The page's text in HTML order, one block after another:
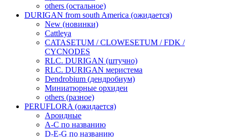
others (остальное)
DURIGAN from south America (ожидается)
New (новинки)
Cattleya
CATASETUM / CLOWESETUM / FDK /
CYCNODES
RLC. DURIGAN (штучно)
RLC. DURIGAN меристема
Dendrobium (дендробиум)
Миниатюрные орхидеи
others (разное)
PERUFLORA (ожидается)
Ароидные
A-C по названию
D-E-G по названию